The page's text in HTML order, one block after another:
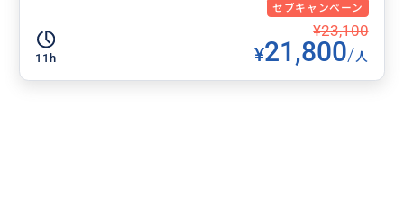
セブキャンペーン
11h
¥23,100
¥21,800/人